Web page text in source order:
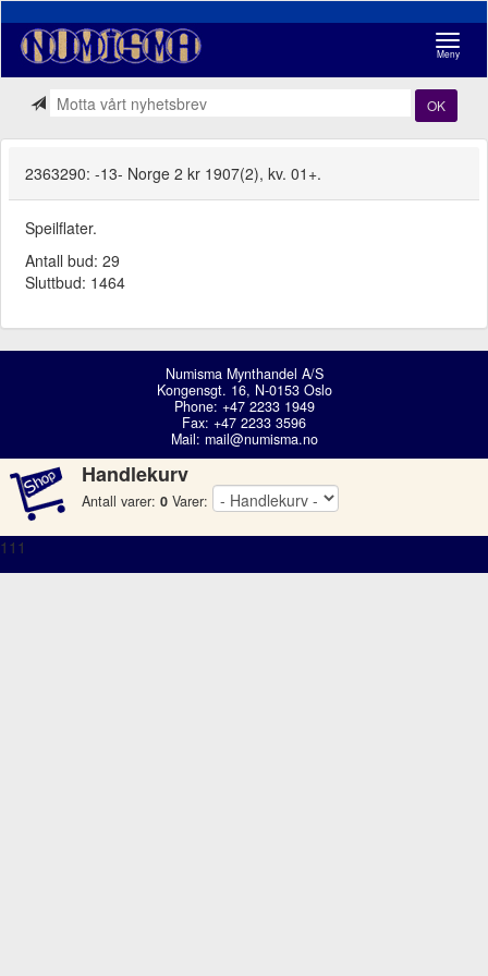
Meny
OK
2363290: -13- Norge 2 kr 1907(2), kv. 01+.
Speilflater.
Antall bud: 29
Sluttbud: 1464
Numisma Mynthandel A/S
Kongensgt. 16, N-0153 Oslo
Phone: +47 2233 1949
Fax: +47 2233 3596
Mail: mail@numisma.no
Handlekurv
Antall varer: 0 Varer:
111